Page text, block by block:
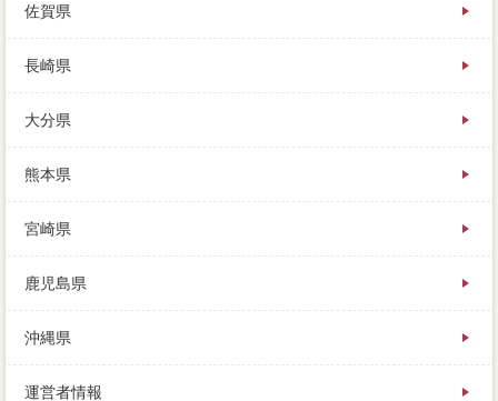
佐賀県
長崎県
大分県
熊本県
宮崎県
鹿児島県
沖縄県
運営者情報